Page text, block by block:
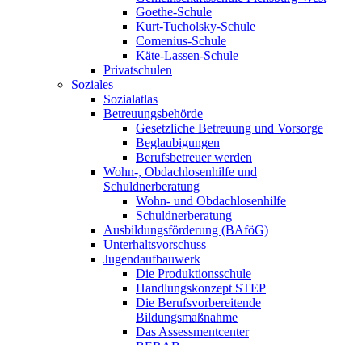
Goethe-Schule
Kurt-Tucholsky-Schule
Comenius-Schule
Käte-Lassen-Schule
Privatschulen
Soziales
Sozialatlas
Betreuungsbehörde
Gesetzliche Betreuung und Vorsorge
Beglaubigungen
Berufsbetreuer werden
Wohn-, Obdachlosenhilfe und
Schuldnerberatung
Wohn- und Obdachlosenhilfe
Schuldnerberatung
Ausbildungsförderung (BAföG)
Unterhaltsvorschuss
Jugendaufbauwerk
Die Produktionsschule
Handlungskonzept STEP
Die Berufsvorbereitende
Bildungsmaßnahme
Das Assessmentcenter